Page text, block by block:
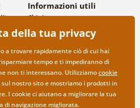
e
Informazioni utili
Chi siamo
FAQ
Contatti
Collaborazione all’ingrosso
della tua privacy
a trovare rapidamente ciò di cui hai
tempo e ti impediranno di
non ti interessano. Utilizziamocookie
nostro sito e mostriamo i prodotti in
I cookie ci aiutano a migliorare la tua
di navigazione migliorata.